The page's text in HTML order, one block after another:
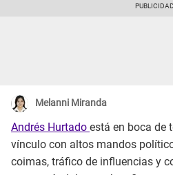
Melanni Miranda
Andrés Hurtado está en boca de
vínculo con altos mandos
coimas, tráfico de influencias y